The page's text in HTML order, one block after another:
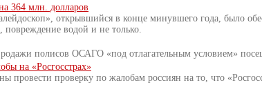
364 млн. долларов
открывшийся в конце минувшего года, было
водой и не только.
полисов ОСАГО «под отлагательным условием»
на «Росгосстрах»
проверку по жалобам россиян на то, что